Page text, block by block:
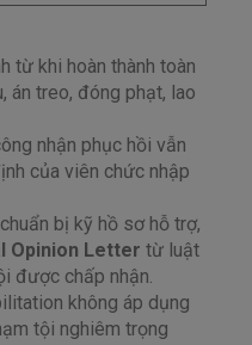
từ khi hoàn thành toàn
án treo, đóng phạt, lao
nhận phục hồi vẫn
của viên chức nhập
bị kỹ hồ sơ hỗ trợ,
Opinion Letter từ luật
được chấp nhận.
không áp dụng
tội nghiêm trọng